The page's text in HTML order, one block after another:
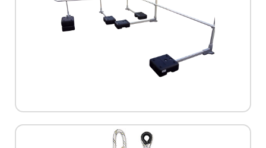
מעקה בטיחות לגגות - פתרון מהיר וקל
להגנה מיטבית, לפי דרישות הבטיחות
לעבודה על גגות
מק"ט:Haven
תקן:EN ISO 14122; EN 13374-A